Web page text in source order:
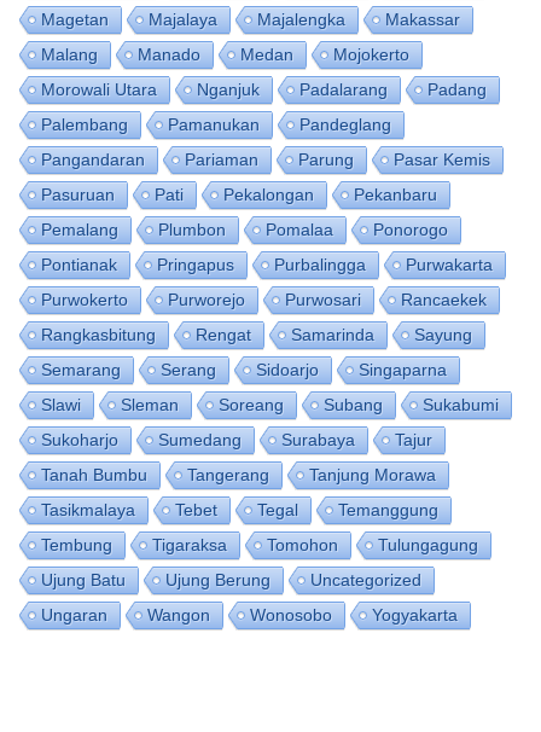
Magetan
Majalaya Majalengka
Makassar
Malang
Manado Medan
Mojokerto
Morowali Utara
Nganjuk Padalarang
Padang
Palembang
Pamanukan
Pandeglang
Pangandaran
Pariaman Parung
Pasar Kemis
Pasuruan
Pati Pekalongan
Pekanbaru
Pemalang
Plumbon Pomalaa
Ponorogo
Pontianak
Pringapus Purbalingga
Purwakarta
Purwokerto
Purworejo Purwosari
Rancaekek
Rangkasbitung
Rengat Samarinda
Sayung
Semarang
Serang Sidoarjo
Singaparna
Slawi
Sleman Soreang Subang
Sukabumi
Sukoharjo
Sumedang Surabaya
Tajur
Tanah Bumbu
Tangerang
Tanjung Morawa
Tasikmalaya
Tebet Tegal
Temanggung
Tembung
Tigaraksa Tomohon
Tulungagung
Ujung Batu
Ujung Berung
Uncategorized
Ungaran
Wangon Wonosobo Yogyakarta